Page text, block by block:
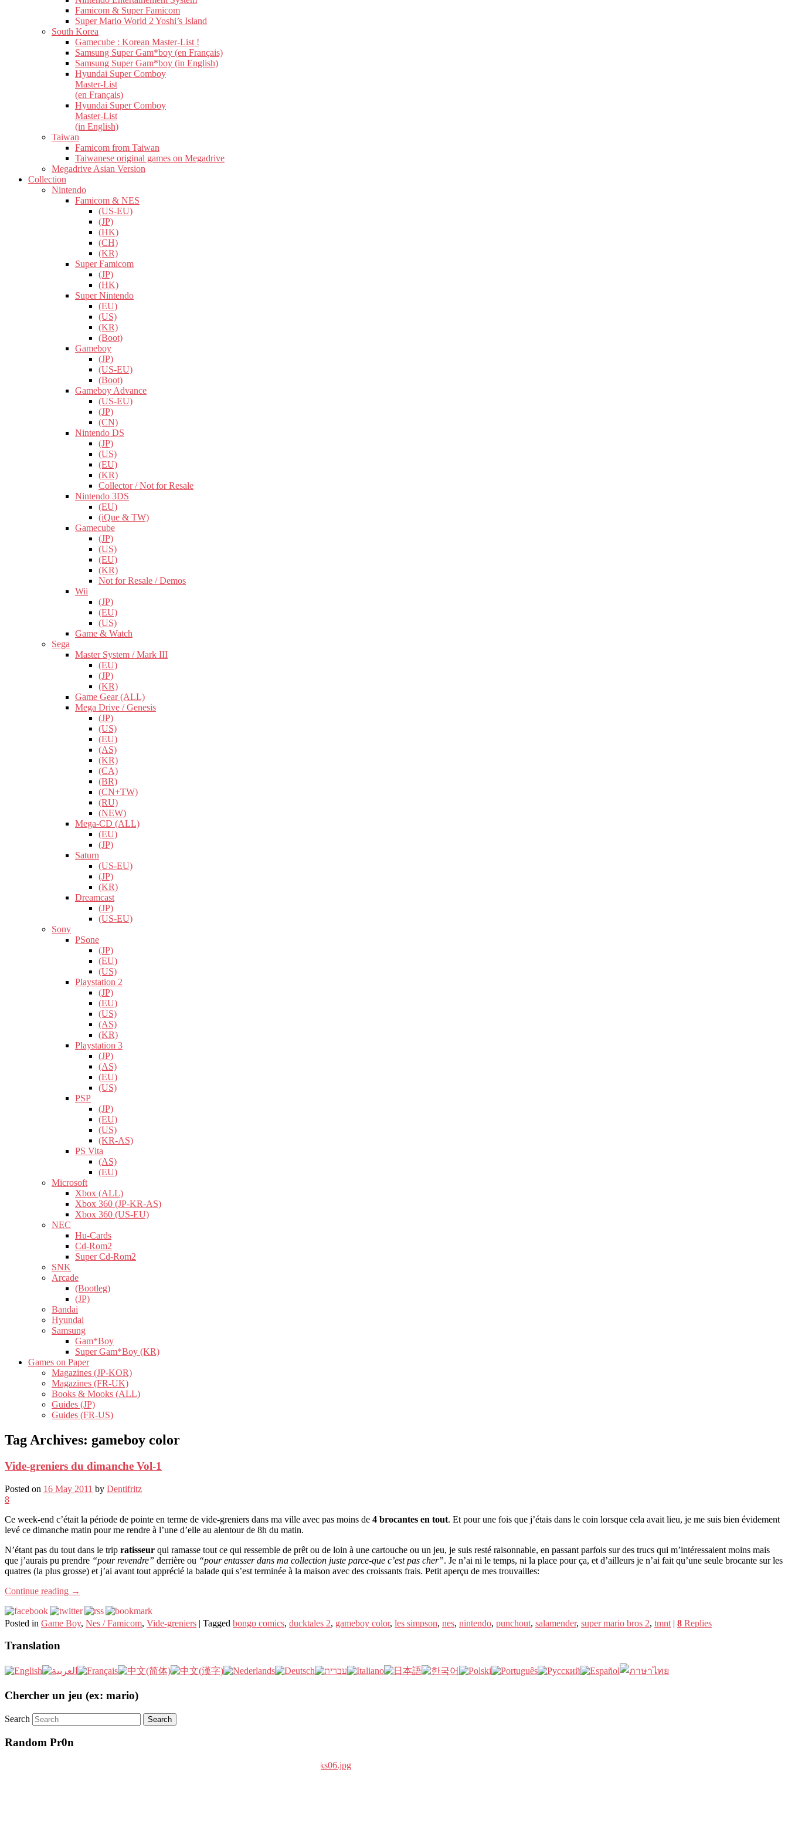
Famicom & Super Famicom
Super Mario World 2 Yoshi’s Island
South Korea
Gamecube : Korean Master-List !
Samsung Super Gam*boy (en Français)
Samsung Super Gam*boy (in English)
Hyundai Super Comboy
Master-List
(en Français)
Hyundai Super Comboy
Master-List
(in English)
Taiwan
Famicom from Taiwan
Taiwanese original games on Megadrive
Megadrive Asian Version
Collection
Nintendo
Famicom & NES
(US-EU)
(JP)
(HK)
(CH)
(KR)
Super Famicom
(JP)
(HK)
Super Nintendo
(EU)
(US)
(KR)
(Boot)
Gameboy
(JP)
(US-EU)
(Boot)
Gameboy Advance
(US-EU)
(JP)
(CN)
Nintendo DS
(JP)
(US)
(EU)
(KR)
Collector / Not for Resale
Nintendo 3DS
(EU)
(iQue & TW)
Gamecube
(JP)
(US)
(EU)
(KR)
Not for Resale / Demos
Wii
(JP)
(EU)
(US)
Game & Watch
Sega
Master System / Mark III
(EU)
(JP)
(KR)
Game Gear (ALL)
Mega Drive / Genesis
(JP)
(US)
(EU)
(AS)
(KR)
(CA)
(BR)
(CN+TW)
(RU)
(NEW)
Mega-CD (ALL)
(EU)
(JP)
Saturn
(US-EU)
(JP)
(KR)
Dreamcast
(JP)
(US-EU)
Sony
PSone
(JP)
(EU)
(US)
Playstation 2
(JP)
(EU)
(US)
(AS)
(KR)
Playstation 3
(JP)
(AS)
(EU)
(US)
PSP
(JP)
(EU)
(US)
(KR-AS)
PS Vita
(AS)
(EU)
Microsoft
Xbox (ALL)
Xbox 360 (JP-KR-AS)
Xbox 360 (US-EU)
NEC
Hu-Cards
Cd-Rom2
Super Cd-Rom2
SNK
Arcade
(Bootleg)
(JP)
Bandai
Hyundai
Samsung
Gam*Boy
Super Gam*Boy (KR)
Games on Paper
Magazines (JP-KOR)
Magazines (FR-UK)
Books & Mooks (ALL)
Guides (JP)
Guides (FR-US)
Tag Archives: gameboy color
Vide-greniers du dimanche Vol-1
Posted on 16 May 2011 by Dentifritz
8
Ce week-end c’était la période de pointe en terme de vide-greniers dans ma ville avec pas moins de 4 brocantes en tout. Et pour une fois que j’étais dans le coin lorsque cela avait lieu, je me suis bien évidement
levé ce dimanche matin pour me rendre à l’une d’elle au alentour de 8h du matin.
N’étant pas du tout dans le trip ratisseur qui ramasse tout ce qui ressemble de prêt ou de loin à une cartouche ou un jeu, je suis resté raisonnable, en passant parfois sur des trucs qui m’intéressaient moins mais
que j’aurais pu prendre “pour revendre” derrière ou “pour entasser dans ma collection juste parce-que c’est pas cher”. Je n’ai ni le temps, ni la place pour ça, et d’ailleurs je n’ai fait qu’une seule brocante sur les
quatres (la plus grosse) et j’ai avant tout apprécié la balade qui s’est terminée à la maison avec des croissants frais. Petit aperçu de mes trouvailles:
Continue reading →
Posted in Game Boy, Nes / Famicom, Vide-greniers | Tagged bongo comics, ducktales 2, gameboy color, les simpson, nes, nintendo, punchout, salamender, super mario bros 2, tmnt | 8 Replies
Translation
Chercher un jeu (ex: mario)
Search
Random Pr0n